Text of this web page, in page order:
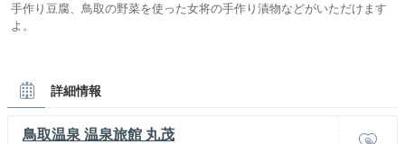
手作り豆腐、鳥取の野菜を使った女将の手作り漬物などがいただけます
よ。
詳細情報
鳥取温泉 温泉旅館 丸茂